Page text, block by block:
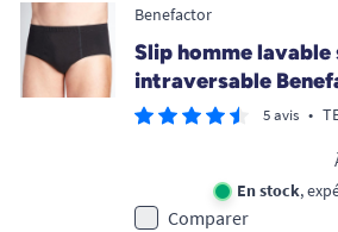
Benefactor
Slip homme lavable
intraversable
5 avis •
En stock,
Comparer